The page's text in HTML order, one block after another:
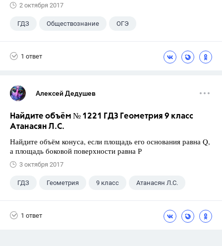
2 октября 2017
ГДЗ Обществознание ОГЭ
1 ответ
Алексей Дедушев
Найдите объём № 1221 ГДЗ Геометрия 9 класс
Атанасян Л.С.
Найдите объём конуса, если площадь его основания равна Q,
а площадь боковой поверхности равна Р
3 октября 2017
ГДЗ Геометрия 9 класс Атанасян Л.С.
1 ответ